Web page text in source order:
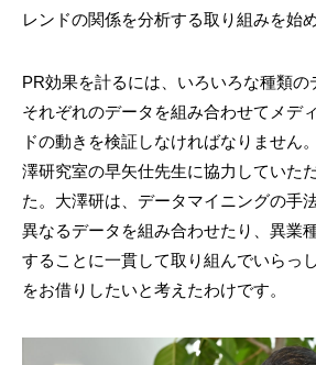
レンドの関係を分析する取り組みを始
PR効果を計るには、いろいろな種類の
それぞれのデータを組み合わせてメデ
ドの動きを検証しなければなりません
澤研究室の早矢仕先生に協力していた
た。大澤研は、データマイニングの手
異なるデータを組み合わせたり、異業
することに一貫して取り組んでいらっ
をお借りしたいと考えたわけです。